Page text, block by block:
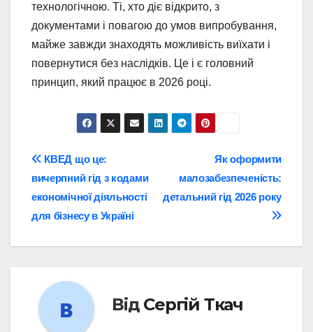
технологічною. Ті, хто діє відкрито, з
документами і повагою до умов випробування,
майже завжди знаходять можливість виїхати і
повернутися без наслідків. Це і є головний
принцип, який працює в 2026 році.
Навігація
записів
Як оформити
малозабезпеченість:
детальний гід 2026 року
КВЕД що це:
вичерпний гід з кодами
економічної діяльності
для бізнесу в Україні
Від Сергій Ткач